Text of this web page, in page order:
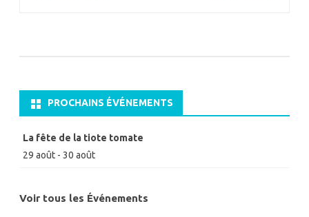
PROCHAINS ÉVÉNEMENTS
La fête de la tiote tomate
29 août - 30 août
Voir tous les Événements